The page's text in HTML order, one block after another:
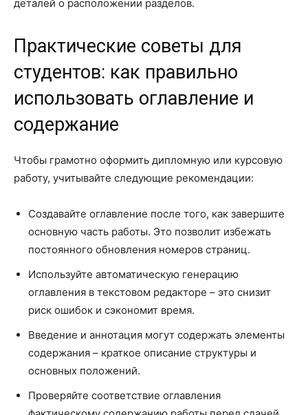
деталей о расположении разделов.
Практические советы для
студентов: как правильно
использовать оглавление и
содержание
Чтобы грамотно оформить дипломную или курсовую
работу, учитывайте следующие рекомендации:
Создавайте оглавление после того, как завершите
основную часть работы. Это позволит избежать
постоянного обновления номеров страниц.
Используйте автоматическую генерацию
оглавления в текстовом редакторе – это снизит
риск ошибок и сэкономит время.
Введение и аннотация могут содержать элементы
содержания – краткое описание структуры и
основных положений.
Проверяйте соответствие оглавления